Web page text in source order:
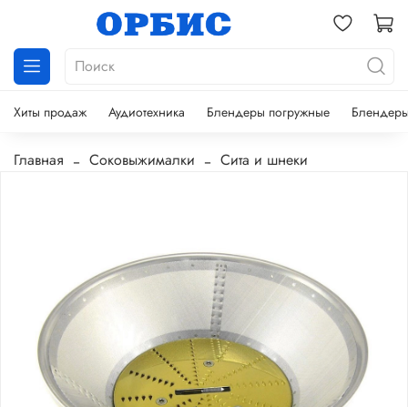
Хиты продаж Аудиотехника Блендеры погружные
Главная Соковыжималки Сита и шнеки